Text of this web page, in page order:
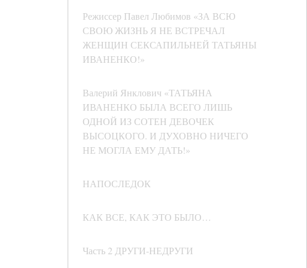
Режиссер Павел Любимов «ЗА ВСЮ
СВОЮ ЖИЗНЬ Я НЕ ВСТРЕЧАЛ
ЖЕНЩИН СЕКСАПИЛЬНЕЙ ТАТЬЯНЫ
ИВАНЕНКО!»
Валерий Янклович «ТАТЬЯНА
ИВАНЕНКО БЫЛА ВСЕГО ЛИШЬ
ОДНОЙ ИЗ СОТЕН ДЕВОЧЕК
ВЫСОЦКОГО. И ДУХОВНО НИЧЕГО
НЕ МОГЛА ЕМУ ДАТЬ!»
НАПОСЛЕДОК
КАК ВСЕ, КАК ЭТО БЫЛО…
Часть 2 ДРУГИ-НЕДРУГИ